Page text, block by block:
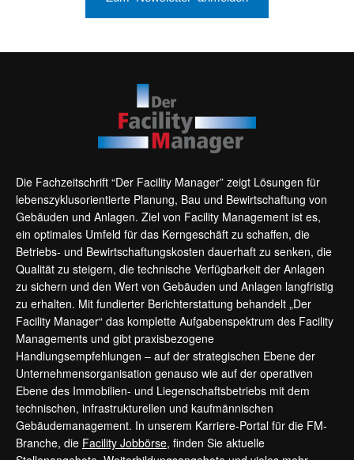
Die Fachzeitschrift “Der Facility Manager” zeigt Lösungen für
lebenszyklusorientierte Planung, Bau und Bewirtschaftung von
Gebäuden und Anlagen. Ziel von Facility Management ist es,
ein optimales Umfeld für das Kerngeschäft zu schaffen, die
Betriebs- und Bewirtschaftungskosten dauerhaft zu senken, die
Qualität zu steigern, die technische Verfügbarkeit der Anlagen
zu sichern und den Wert von Gebäuden und Anlagen langfristig
zu erhalten. Mit fundierter Berichterstattung behandelt „Der
Facility Manager“ das komplette Aufgabenspektrum des Facility
Managements und gibt praxisbezogene
Handlungsempfehlungen – auf der strategischen Ebene der
Unternehmensorganisation genauso wie auf der operativen
Ebene des Immobilien- und Liegenschaftsbetriebs mit dem
technischen, infrastrukturellen und kaufmännischen
Gebäudemanagement. In unserem Karriere-Portal für die FM-
Branche, die Facility Jobbörse, finden Sie aktuelle